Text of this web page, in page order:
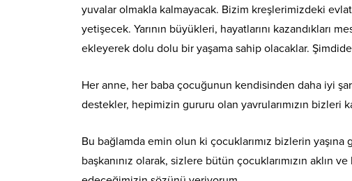
yuvalar olmakla kalmayacak. Bizim kreşlerimizdeki
yetişecek. Yarının büyükleri, hayatlarını kazandıkları
ekleyerek dolu dolu bir yaşama sahip olacaklar.
Her anne, her baba çocuğunun kendisinden daha iyi
destekler, hepimizin gururu olan yavrularımızın bizleri
Bu bağlamda emin olun ki çocuklarımız bizlerin
başkanınız olarak, sizlere bütün çocuklarımızın aklın